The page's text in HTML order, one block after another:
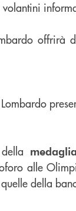
volantini
offrirà
alle
della